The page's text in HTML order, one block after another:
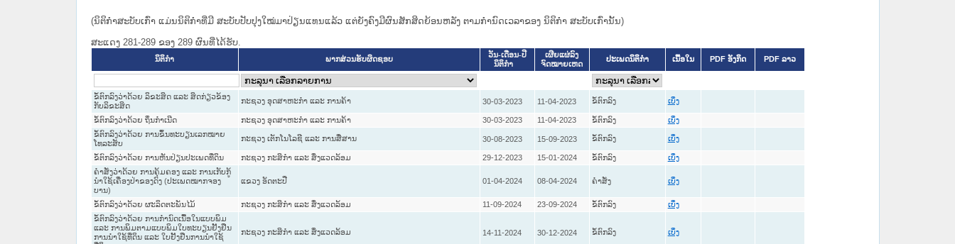
(ນິຕິກໍາສະບັບເກົ່າ ແມ່ນນິຕິກໍາທີ່ມີ ສະບັບປັບປຸງໃໝ່ມາປ່ຽນແທນແລ້ວ ແຕ່ຍັງຄົງມີຜົນສັກສິດຍ້ອນຫລັງ ຕາມກໍານົດເວລາຂອງ ນິຕິກໍາ ສະບັບເກົ່ານັ້ນ)
ສະແດງ 281-289 ຂອງ 289 ຜົນທີ່ໄດ້ຮັບ.
ນິຕິກໍາ ພາກສ່ວນຮັບຜິດຊອບ
ວັນ-ເດືອນ-ປີ
ນິຕິກໍາ
ເຜີຍແຜ່ລົງ
ຈົດໝາຍເຫດ
ປະເພດນິຕິກຳ ເນື້ອໃນ PDF ອັງກິດ PDF ລາວ
ຂໍ້ຕົກລົງວ່າດ້ວຍ ລິຂະສິດ ແລະ ສິດກ່ຽວຂ້ອງ
ກັບລິຂະສິດ
ກະຊວງ ອຸດສາຫະກຳ ແລະ ການຄ້າ 30-03-2023 11-04-2023 ຂໍ້ຕົກລົງ ເບິ່ງ
ຂໍ້ຕົກລົງວ່າດ້ວຍ ຖິ່ນກໍາເນີດ ກະຊວງ ອຸດສາຫະກຳ ແລະ ການຄ້າ 30-03-2023 11-04-2023 ຂໍ້ຕົກລົງ ເບິ່ງ
ຂໍ້ຕົກລົງວ່າດ້ວຍ ການຂຶ້ນທະບຽນເລກໝາຍ
ໂທລະສັບ
ກະຊວງ ເຕັກໂນໂລຊີ ແລະ ການສື່ສານ 30-08-2023 15-09-2023 ຂໍ້ຕົກລົງ ເບິ່ງ
ຂໍ້ຕົກລົງວ່າດ້ວຍ ການຫັນປ່ຽນປະເພດທີ່ດິນ ກະຊວງ ກະສິກຳ ແລະ ສິ່ງແວດລ້ອມ 29-12-2023 15-01-2024 ຂໍ້ຕົກລົງ ເບິ່ງ
ຄຳສັ່ງວ່າດ້ວຍ ການຄຸ້ມຄອງ ແລະ ການເກັບກູ້
ນຳໃຊ້ເຄື່ອງປ່າຂອງດົງ (ປະເພດໝາກຈອງ
ບານ)
ແຂວງ ອັດຕະປື 01-04-2024 08-04-2024 ຄໍາສັ່ງ ເບິ່ງ
ຂໍ້ຕົກລົງວ່າດ້ວຍ ຜະລິດຕະພັນໄມ້ ກະຊວງ ກະສິກຳ ແລະ ສິ່ງແວດລ້ອມ 11-09-2024 23-09-2024 ຂໍ້ຕົກລົງ ເບິ່ງ
ຂໍ້ຕົກລົງວ່າດ້ວຍ ການກຳນົດເນື້ອໃນແບບພິມ
ແລະ ການພິມຕາມແບບພິມໃບທະບຽນຢັ້ງຢືນ
ການນຳໃຊ້ທີ່ດິນ ແລະ ໃບຢັ້ງຢືນການນຳໃຊ້
ກະຊວງ ກະສິກຳ ແລະ ສິ່ງແວດລ້ອມ 14-11-2024 30-12-2024 ຂໍ້ຕົກລົງ ເບິ່ງ